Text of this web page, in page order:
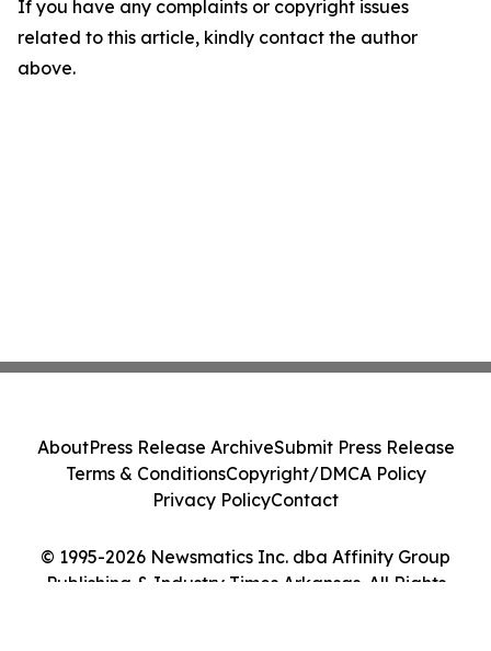
If you have any complaints or copyright issues
related to this article, kindly contact the author
above.
© 1995-2026 Newsmatics Inc. dba Affinity Group
Publishing & Industry Times Arkansas. All Rights
AboutPress Release ArchiveSubmit Press Release
Terms & ConditionsCopyright/DMCA Policy
Privacy PolicyContact